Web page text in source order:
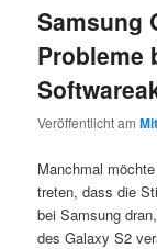
Samsung
Probleme
Veröffentlicht am
Manchmal
treten, dass die
bei Samsung
des Galaxy S2